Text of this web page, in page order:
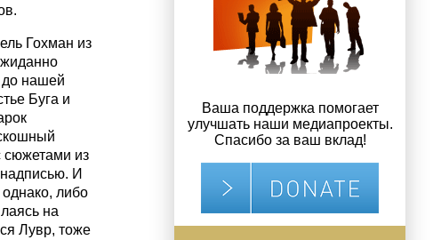
Гохман из
нашей
Буга и
сюжетами из
И
либо
на
Лувр, тоже
Ваша поддержка помогает
улучшать наши медиапроекты.
Спасибо за ваш вклад!